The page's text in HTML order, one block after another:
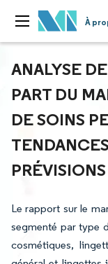
À
ANALYSE
PART DU
DE SOINS
Le rapport sur le
segmenté par type
cosmétiques,